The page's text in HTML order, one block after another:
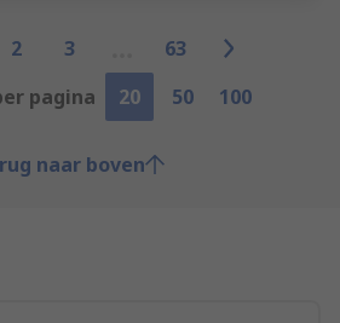
2 3
63
pagina
20 50 100
naar boven